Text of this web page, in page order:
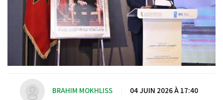
BRAHIM MOKHLISS 04 JUIN 2026 À 17:40